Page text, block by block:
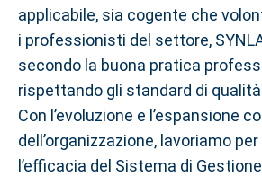
applicabile, sia cogente che
i professionisti del settore,
secondo la buona pratica
rispettando gli standard di
Con l’evoluzione e l’espansione
dell’organizzazione, lavoriamo
l’efficacia del Sistema di